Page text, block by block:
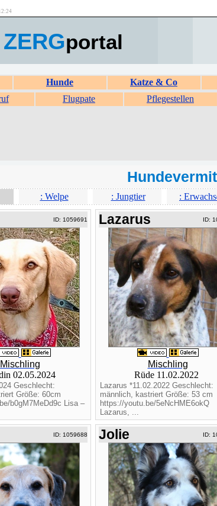
ZERGportal
Hunde Katze & Co
Flugpate Pflegestellen
: Welpe : Jungtier :
ID: 1059691
Mischling
02.05.2024
Geschlecht:
Größe: 60cm
b0gM7MeDd9c Lisa –
Lazarus ID:
Mischling
Rüde 11.02.2022
Lazarus *11.02.2022 Geschlecht:
männlich, kastriert Größe: 53 cm
https://youtu.be/5eNcHME6okQ
Lazarus, ...
ID: 1059688 Jolie ID: